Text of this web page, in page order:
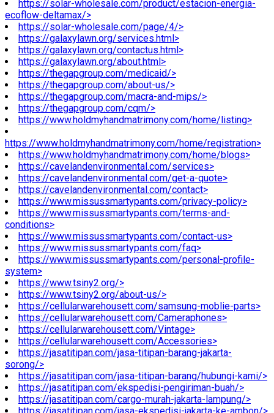
https://solar-wholesale.com/product/estacion-energia-
ecoflow-deltamax/>
https://solar-wholesale.com/page/4/>
https://galaxylawn.org/services.html>
https://galaxylawn.org/contactus.html>
https://galaxylawn.org/about.html>
https://thegapgroup.com/medicaid/>
https://thegapgroup.com/about-us/>
https://thegapgroup.com/macra-and-mips/>
https://thegapgroup.com/cqm/>
https://www.holdmyhandmatrimony.com/home/listing>
https://www.holdmyhandmatrimony.com/home/registration>
https://www.holdmyhandmatrimony.com/home/blogs>
https://cavelandenvironmental.com/services>
https://cavelandenvironmental.com/get-a-quote>
https://cavelandenvironmental.com/contact>
https://www.missussmartypants.com/privacy-policy>
https://www.missussmartypants.com/terms-and-
conditions>
https://www.missussmartypants.com/contact-us>
https://www.missussmartypants.com/faq>
https://www.missussmartypants.com/personal-profile-
system>
https://www.tsiny2.org/>
https://www.tsiny2.org/about-us/>
https://cellularwarehousett.com/samsung-moblie-parts>
https://cellularwarehousett.com/Cameraphones>
https://cellularwarehousett.com/Vintage>
https://cellularwarehousett.com/Accessories>
https://jasatitipan.com/jasa-titipan-barang-jakarta-
sorong/>
https://jasatitipan.com/jasa-titipan-barang/hubungi-kami/>
https://jasatitipan.com/ekspedisi-pengiriman-buah/>
https://jasatitipan.com/cargo-murah-jakarta-lampung/>